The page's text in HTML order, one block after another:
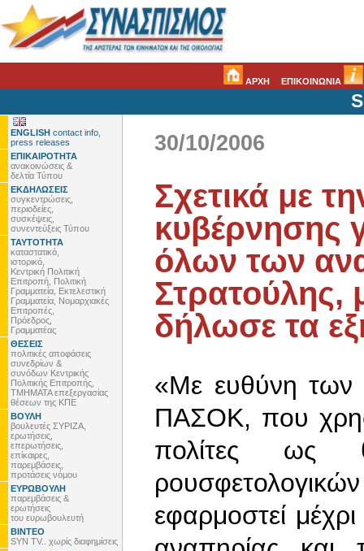
ΑΡΧΗ ΕΠΙΚΟΙΝΩΝΙΑ
ENGLISH contact info,
press releases
ΕΠΙΚΑΙΡΟΤΗΤΑ
ανακοινώσεις &
δελτία Τύπου
ΕΚΔΗΛΩΣΕΙΣ
συγκεντρώσεις,
περιοδείες,
συσκέψεις,
συνεντεύξεις Τύπου
ΤΑΥΤΟΤΗΤΑ
καταστατικό,
ιστορικό,
Κεντρική Πολιτική
Επιτροπή, Πολιτική
Γραμματεία, Εκτελεστική
Γραμματεία, Νομαρχιακές
Επιτροπές,
Πρόεδρος,
Γραμματέας
ΘΕΣΕΙΣ
πολιτικές αποφάσεις
συνεδρίων &
συνόδων Κεντρικής
Πολιτικής Επιτροπής,
ΤΜΗΜΑΤΑ επεξεργασίας
θέσεων της ΚΠΕ
ΒΟΥΛΗ
βουλευτές ΣΥΡΙΖΑ,
ερωτήσεις,
επερωτήσεις,
επίκαιρες,
παρεμβάσεις,
προτάσεις νόμου
ΕΥΡΩΒΟΥΛΗ
παρεμβάσεις &
ερωτήσεις
του ευρωβουλευτή
ΒΙΝΤΕΟ
SYN TV.. χωρίς διαφημίσεις
30/10/2006
Σχετικά με
κυβέρνησης
όλων των
Στρατούλης,
δήλωσε τα
«Με ευθύνη των
ΠΑΣΟΚ, που
πολίτες ως
εφαρμοστεί